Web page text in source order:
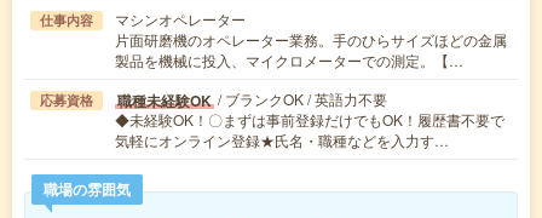
仕事内容
マシンオペレーター
片面研磨機のオペレーター業務。手のひらサイズほどの金属
製品を機械に投入、マイクロメーターでの測定。【…
応募資格 職種未経験OK / ブランクOK / 英語力不要
◆未経験OK！〇まずは事前登録だけでもOK！履歴書不要で
気軽にオンライン登録★氏名・職種などを入力す…
職場の雰囲気